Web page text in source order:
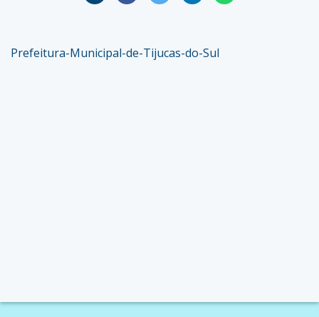
Prefeitura-Municipal-de-Tijucas-do-Sul